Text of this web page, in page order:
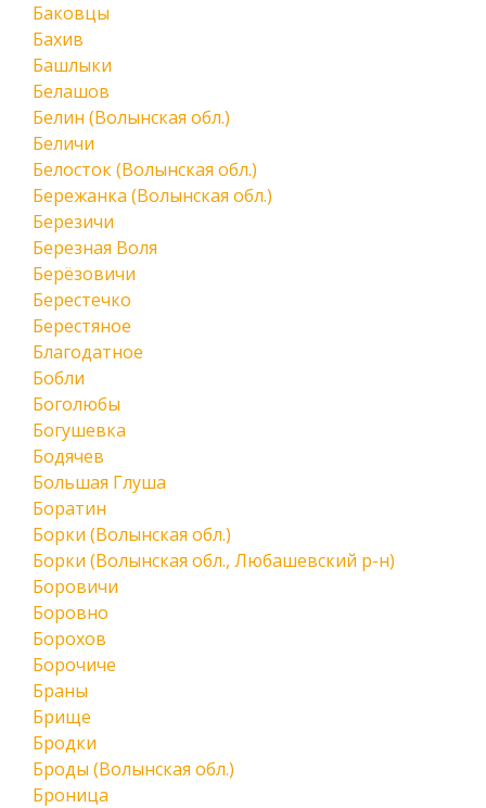
Баковцы
Бахив
Башлыки
Белашов
Белин (Волынская обл.)
Беличи
Белосток (Волынская обл.)
Бережанка (Волынская обл.)
Березичи
Березная Воля
Берёзовичи
Берестечко
Берестяное
Благодатное
Бобли
Боголюбы
Богушевка
Бодячев
Большая Глуша
Боратин
Борки (Волынская обл.)
Борки (Волынская обл., Любашевский р-н)
Боровичи
Боровно
Борохов
Борочиче
Браны
Брище
Бродки
Броды (Волынская обл.)
Броница